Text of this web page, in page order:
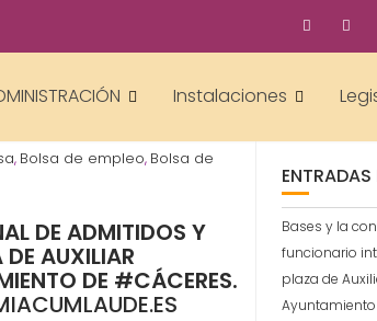
Instalaciones
, Bolsa de empleo, Bolsa de
DE ADMITIDOS Y
DE AUXILIAR
DE #CÁCERES.
ENTRADAS
Bases y la
funcionario
plaza de